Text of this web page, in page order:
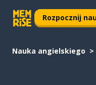
Rozpocznij
Nauka angielskiego